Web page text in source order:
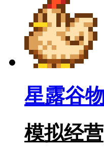
星露谷
模拟经营